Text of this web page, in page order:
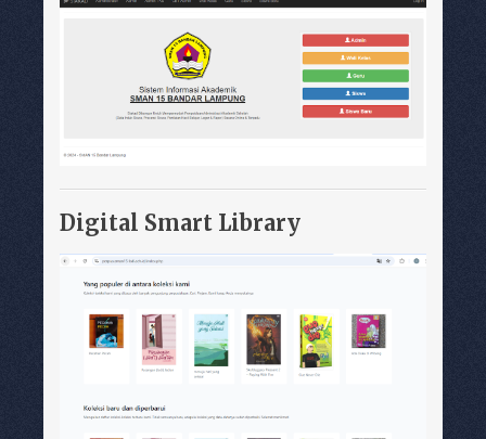
Digital Smart Library